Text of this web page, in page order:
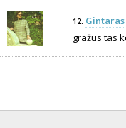
12.
gražus tas